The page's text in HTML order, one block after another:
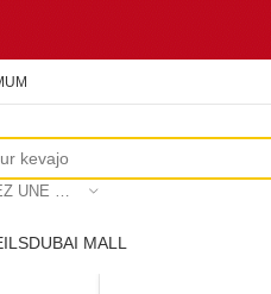
SÉLECTIONNEZ UNE CATÉGORIE
DUBAI MALL